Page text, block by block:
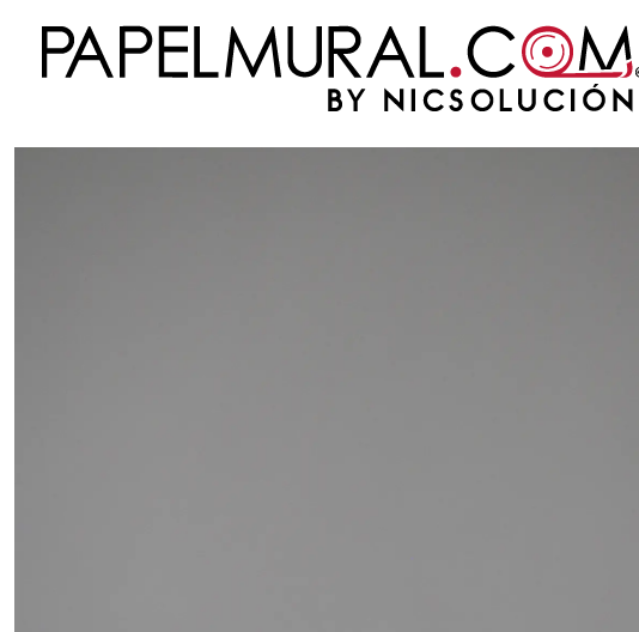
Inicio PAPEL MURAL OTRAS COLECCIONES JUVENIL CITY LIFE CITY LIFE - (0cm) - 92004